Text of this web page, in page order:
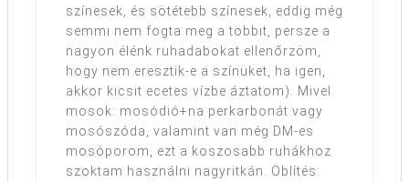
színesek, és sötétebb színesek, eddig még
semmi nem fogta meg a többit, persze a
nagyon élénk ruhadabokat ellenőrzöm,
hogy nem eresztik-e a színüket, ha igen,
akkor kicsit ecetes vízbe áztatom). Mivel
mosok: mosódió+na perkarbonát vagy
mosószóda, valamint van még DM-es
mosóporom, ezt a koszosabb ruhákhoz
szoktam használni nagyritkán. Öblítés: